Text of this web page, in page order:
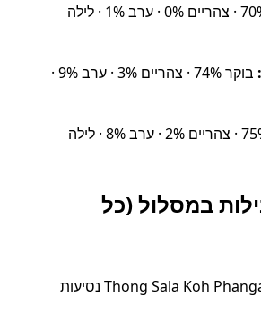
בוקר 70% · צהריים 0% · ערב 1% · לילה
בוקר 74% · צהריים 3% · ערב 9% ·
בוקר 75% · צהריים 2% · ערב 8% · לילה
במסלול (כל
Thong Sala Koh Phangan – 8,057 נסיעות